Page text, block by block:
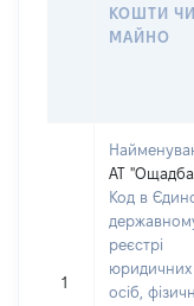
КОШТИ
МАЙНО
1
АТ
Код в
реєстрі
юридичних
осіб,